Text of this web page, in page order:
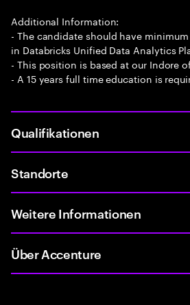
Additional Information:
- The candidate should have
in Databricks Unified Data Analytics
- This position is based at our Indore
- A 15 years full time education is
Qualifikationen
Standorte
Weitere Informationen
Über Accenture